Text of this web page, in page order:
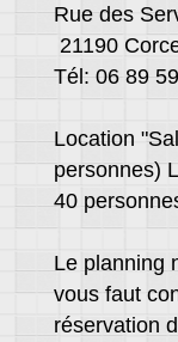
Rue des
21190
Tél: 06 89
Location
personnes)
40
Le planning
vous faut
réservation